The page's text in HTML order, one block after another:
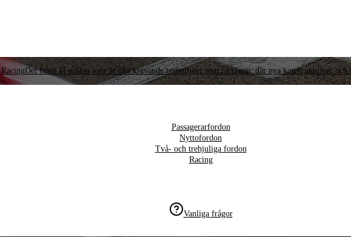
RacingDet finns få ställen som är lika krävande testmiljöer som racingen, där nya konstruktioner och
Passagerarfordon
Nyttofordon
Två- och trehjuliga fordon
Racing
Vanliga frågor